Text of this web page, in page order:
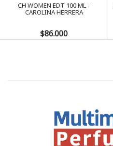
CH WOMEN EDT 100 ML -
CAROLINA HERRERA
$86.000